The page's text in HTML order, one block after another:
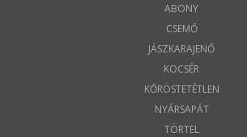
ABONY
CSEMŐ
JÁSZKARAJENŐ
KOCSÉR
KŐRÖSTETÉTLEN
NYÁRSAPÁT
TÖRTEL